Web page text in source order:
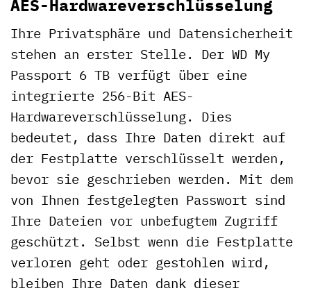
AES-Hardwareverschlüsselung
Ihre Privatsphäre und Datensicherheit
stehen an erster Stelle. Der WD My
Passport 6 TB verfügt über eine
integrierte 256-Bit AES-
Hardwareverschlüsselung. Dies
bedeutet, dass Ihre Daten direkt auf
der Festplatte verschlüsselt werden,
bevor sie geschrieben werden. Mit dem
von Ihnen festgelegten Passwort sind
Ihre Dateien vor unbefugtem Zugriff
geschützt. Selbst wenn die Festplatte
verloren geht oder gestohlen wird,
bleiben Ihre Daten dank dieser